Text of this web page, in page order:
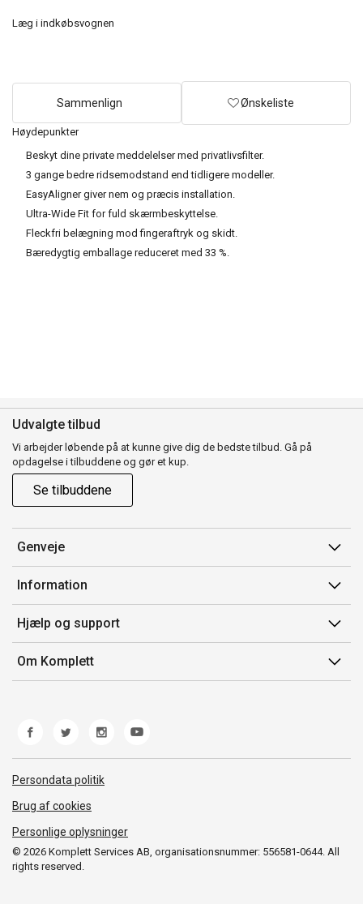
Høydepunkter
Beskyt dine private meddelelser med privatlivsfilter.
3 gange bedre ridsemodstand end tidligere modeller.
EasyAligner giver nem og præcis installation.
Ultra-Wide Fit for fuld skærmbeskyttelse.
Fleckfri belægning mod fingeraftryk og skidt.
Bæredygtig emballage reduceret med 33 %.
Læg i indkøbsvognen
Sammenlign Ønskeliste
Udvalgte tilbud
Vi arbejder løbende på at kunne give dig de bedste tilbud. Gå på
opdagelse i tilbuddene og gør et kup.
Se tilbuddene
Genveje
Min side
Ordrehistorik
Gavekort
Information
Salgsbetingelser
Mærker/producent
Fortrydelsesret
Hjælp og support
Kontakt os
Kundeservice
Fejl/Mangler
Fragt og levering
Om Komplett
© 2026 Komplett Services AB, organisationsnummer: 556581-0644. All
rights reserved.
Persondata politik
Brug af cookies
Personlige oplysninger